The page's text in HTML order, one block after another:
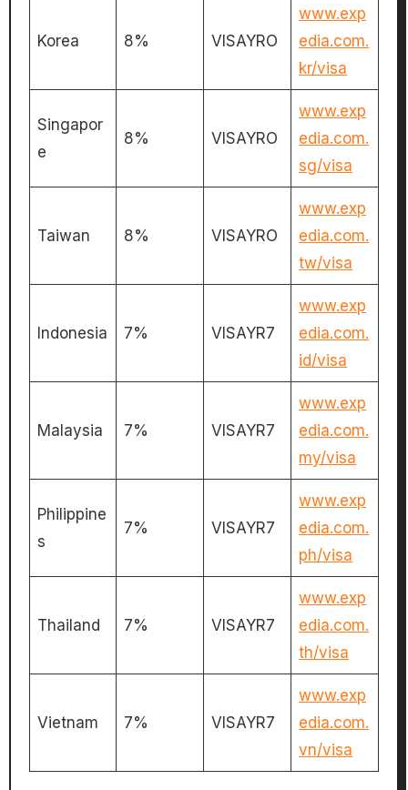
Korea 8% VISAYRO
www.exp
edia.com.
kr/visa
Singapor
e
8% VISAYRO
www.exp
edia.com.
sg/visa
Taiwan 8% VISAYRO
www.exp
edia.com.
tw/visa
Indonesia 7% VISAYR7
www.exp
edia.com.
id/visa
Malaysia 7% VISAYR7
www.exp
edia.com.
my/visa
Philippine
s
7% VISAYR7
www.exp
edia.com.
ph/visa
Thailand 7% VISAYR7
www.exp
edia.com.
th/visa
Vietnam 7% VISAYR7
www.exp
edia.com.
vn/visa